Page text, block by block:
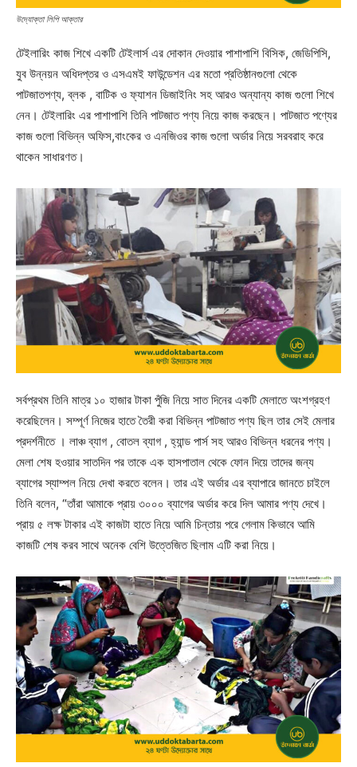
উদ্যোক্তা লিপি আক্তার
টেইলারিং কাজ শিখে একটি টেইলার্স এর দোকান দেওয়ার পাশাপাশি বিসিক, জেডিপিসি,
যুব উন্নয়ন অধিদপ্তর ও এসএমই ফাউন্ডেশন এর মতো প্রতিষ্ঠানগুলো থেকে
পাটজাতপণ্য, ব্লক , বাটিক ও ফ্যাশন ডিজাইনিং সহ আরও অন্যান্য কাজ গুলো শিখে
নেন। টেইলারিং এর পাশাপাশি তিনি পাটজাত পণ্য নিয়ে কাজ করছেন। পাটজাত পণ্যের
কাজ গুলো বিভিন্ন অফিস,বাংকের ও এনজিওর কাজ গুলো অর্ডার নিয়ে সরবরাহ করে
থাকেন সাধারণত।
সর্বপ্রথম তিনি মাত্র ১০ হাজার টাকা পুঁজি নিয়ে সাত দিনের একটি মেলাতে অংশগ্রহণ
করেছিলেন। সম্পূর্ণ নিজের হাতে তৈরী করা বিভিন্ন পাটজাত পণ্য ছিল তার সেই মেলার
প্রদর্শনীতে । লাঞ্চ ব্যাগ , বোতল ব্যাগ , হ্যান্ড পার্স সহ আরও বিভিন্ন ধরনের পণ্য।
মেলা শেষ হওয়ার সাতদিন পর তাকে এক হাসপাতাল থেকে ফোন দিয়ে তাদের জন্য
ব্যাগের স্যাম্পল নিয়ে দেখা করতে বলেন। তার এই অর্ডার এর ব্যাপারে জানতে চাইলে
তিনি বলেন, “তাঁরা আমাকে প্রায় ৩০০০ ব্যাগের অর্ডার করে দিল আমার পণ্য দেখে।
প্রায় ৫ লক্ষ টাকার এই কাজটা হাতে নিয়ে আমি চিন্তায় পরে গেলাম কিভাবে আমি
কাজটি শেষ করব সাথে অনেক বেশি উত্তেজিত ছিলাম এটি করা নিয়ে।